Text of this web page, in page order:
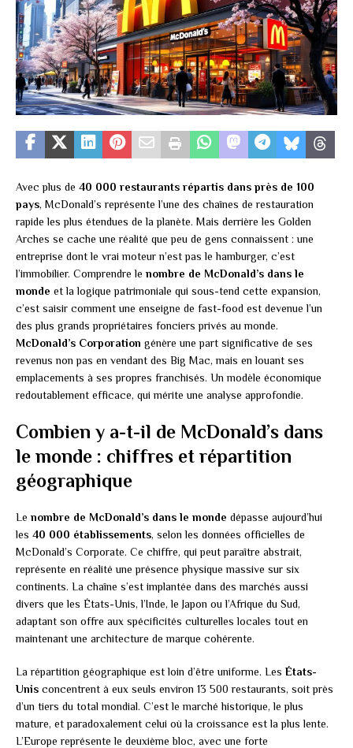
Avec plus de 40 000 restaurants répartis dans près de 100
pays, McDonald’s représente l’une des chaînes de restauration
rapide les plus étendues de la planète. Mais derrière les Golden
Arches se cache une réalité que peu de gens connaissent : une
entreprise dont le vrai moteur n’est pas le hamburger, c’est
l’immobilier. Comprendre le nombre de McDonald’s dans le
monde et la logique patrimoniale qui sous-tend cette expansion,
c’est saisir comment une enseigne de fast-food est devenue l’un
des plus grands propriétaires fonciers privés au monde.
McDonald’s Corporation génère une part significative de ses
revenus non pas en vendant des Big Mac, mais en louant ses
emplacements à ses propres franchisés. Un modèle économique
redoutablement efficace, qui mérite une analyse approfondie.
Combien y a-t-il de McDonald’s dans
le monde : chiffres et répartition
géographique
Le nombre de McDonald’s dans le monde dépasse aujourd’hui
les 40 000 établissements, selon les données officielles de
McDonald’s Corporate. Ce chiffre, qui peut paraître abstrait,
représente en réalité une présence physique massive sur six
continents. La chaîne s’est implantée dans des marchés aussi
divers que les États-Unis, l’Inde, le Japon ou l’Afrique du Sud,
adaptant son offre aux spécificités culturelles locales tout en
maintenant une architecture de marque cohérente.
La répartition géographique est loin d’être uniforme. Les États-
Unis concentrent à eux seuls environ 13 500 restaurants, soit près
d’un tiers du total mondial. C’est le marché historique, le plus
mature, et paradoxalement celui où la croissance est la plus lente.
L’Europe représente le deuxième bloc, avec une forte